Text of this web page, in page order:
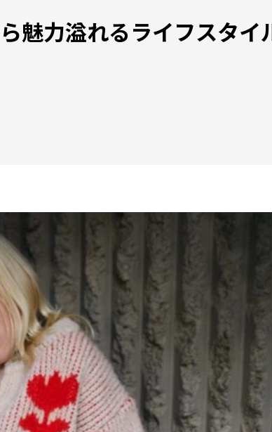
力溢れるライフスタイ